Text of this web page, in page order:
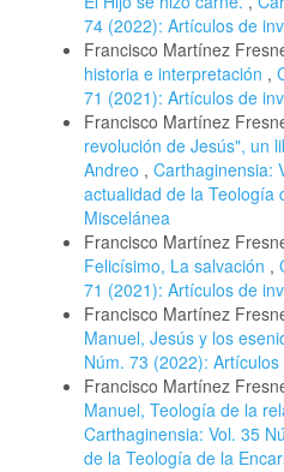
74 (2022): Artículos de
Francisco Martínez
historia e interpretación ,
71 (2021): Artículos de
Francisco Martínez
revolución de Jesús", un
Andreo , Carthaginensia:
actualidad de la Teología
Miscelánea
Francisco Martínez
Felicísimo, La salvación ,
71 (2021): Artículos de
Francisco Martínez
Manuel, Jesús y los
Núm. 73 (2022):
Francisco Martínez
Manuel, Teología de la
Carthaginensia: Vol. 35
de la Teología de la